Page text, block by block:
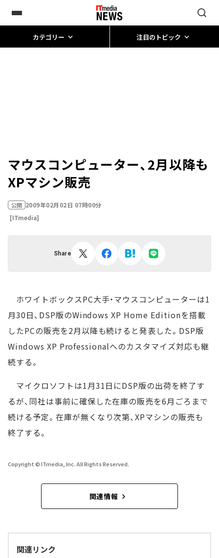
カテゴリー 注目のトピック
マウスコンピューター、2月以降も
XPマシン販売
公開 2009年02月02日 07時00分
[ITmedia]
Share
ホワイトボックスPC大手・マウスコンピューターは1
月30日、DSP版のWindows XP Home Editionを搭載
したPCの販売を2月以降も続けると発表した。DSP版
Windows XP Professionalへのカスタマイズ対応も継
続する。
マイクロソフトは1月31日にDSP版の出荷を終了す
るが、同社は事前に確保した在庫の販売を6月ごろまで
続ける予定。在庫が無くなり次第、XPマシンの販売も
終了する。
Copyright © ITmedia, Inc. All Rights Reserved.
関連情報
関連リンク